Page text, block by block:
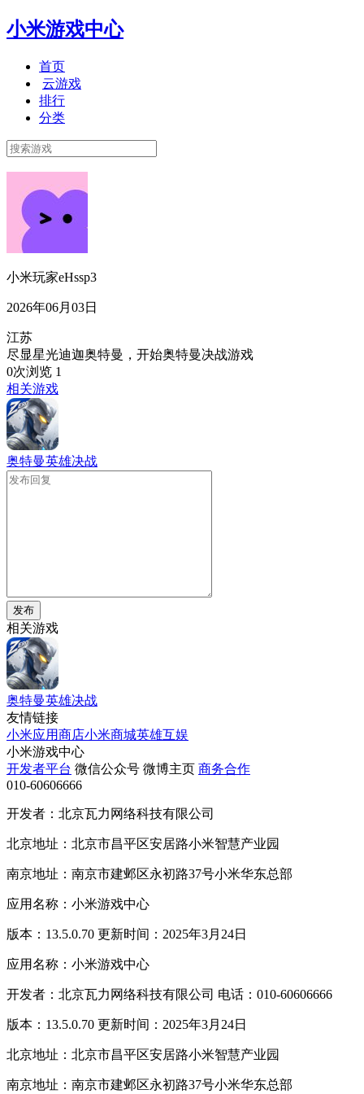
小米游戏中心
首页
云游戏
排行
分类
小米玩家eHssp3
2026年06月03日
江苏
尽显星光迪迦奥特曼，开始奥特曼决战游戏
0次浏览 1
相关游戏
奥特曼英雄决战
发布
相关游戏
奥特曼英雄决战
友情链接
小米应用商店小米商城英雄互娱
小米游戏中心
开发者平台 微信公众号 微博主页 商务合作
010-60606666
开发者：北京瓦力网络科技有限公司
北京地址：北京市昌平区安居路小米智慧产业园
南京地址：南京市建邺区永初路37号小米华东总部
应用名称：小米游戏中心
版本：13.5.0.70 更新时间：2025年3月24日
应用名称：小米游戏中心
开发者：北京瓦力网络科技有限公司 电话：010-60606666
版本：13.5.0.70 更新时间：2025年3月24日
北京地址：北京市昌平区安居路小米智慧产业园
南京地址：南京市建邺区永初路37号小米华东总部